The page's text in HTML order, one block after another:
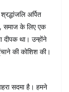
अर्पित
समाज के लिए एक
था। उन्होंने
की कोशिश की।
सदमा है। हमने